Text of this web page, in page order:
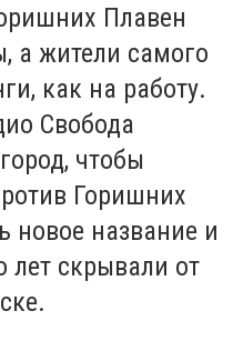
Плавен
а жители самого
как на работу.
Свобода
чтобы
Горишних
новое название и
лет скрывали от